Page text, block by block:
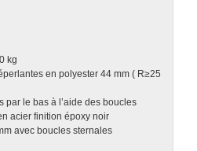
kg
en polyester 44 mm ( R≥25
par le bas à l’aide des boucles
acier finition époxy noir
avec boucles sternales